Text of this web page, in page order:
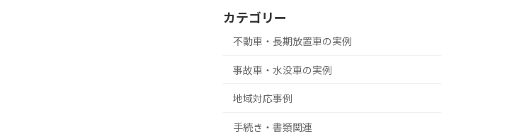
カテゴリー
不動車・長期放置車の実例
事故車・水没車の実例
地域対応事例
手続き・書類関連